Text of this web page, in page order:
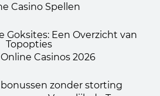
Casino Spellen
Goksites: Een Overzicht van
Topopties
Casinos 2026
zonder storting